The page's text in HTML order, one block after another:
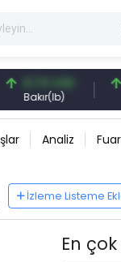
USD
Analiz Fuar
İzleme Listeme
En